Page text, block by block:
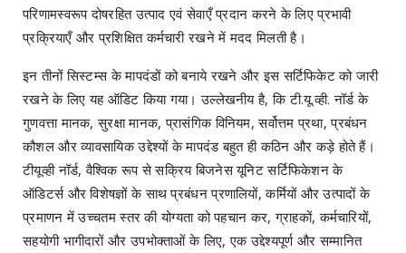
परिणामस्वरूप दोषरहित उत्पाद एवं सेवाएँ प्रदान करने के लिए प्रभावी
प्रक्रियाएँ और प्रशिक्षित कर्मचारी रखने में मदद मिलती है।
इन तीनों सिस्टम्स के मापदंडों को बनाये रखने और इस सर्टिफिकेट को जारी
रखने के लिए यह ऑडिट किया गया। उल्लेखनीय है, कि टी.यू.व्ही. नॉर्ड के
गुणवत्ता मानक, सुरक्षा मानक, प्रासंगिक विनियम, सर्वोत्तम प्रथा, प्रबंधन
कौशल और व्यावसायिक उद्देश्यों के मापदंड बहुत ही कठिन और कड़े होते हैं।
टीयूव्ही नॉर्ड, वैश्विक रूप से सक्रिय बिजनेस यूनिट सर्टिफिकेशन के
ऑडिटर्स और विशेषज्ञों के साथ प्रबंधन प्रणालियों, कर्मियों और उत्पादों के
प्रमाणन में उच्चतम स्तर की योग्यता को पहचान कर, ग्राहकों, कर्मचारियों,
सहयोगी भागीदारों और उपभोक्ताओं के लिए, एक उद्देश्यपूर्ण और सम्मानित